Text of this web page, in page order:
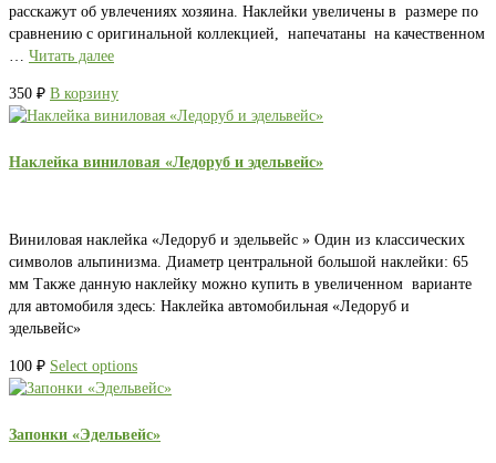
расскажут об увлечениях хозяина. Наклейки увеличены в размере по
сравнению с оригинальной коллекцией, напечатаны на качественном
… Читать далее
350 ₽ В корзину
Наклейка виниловая «Ледоруб и эдельвейс»
Виниловая наклейка «Ледоруб и эдельвейс » Один из классических
символов альпинизма. Диаметр центральной большой наклейки: 65
мм Также данную наклейку можно купить в увеличенном варианте
для автомобиля здесь: Наклейка автомобильная «Ледоруб и
эдельвейс»
100 ₽ Select options
Запонки «Эдельвейс»